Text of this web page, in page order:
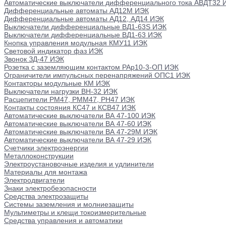
Автоматические выключатели дифференциального тока АВДТ32
Дифференциальные автоматы АД12М ИЭК
Дифференциальные автоматы АД12, АД14 ИЭК
Выключатели дифференциальные ВД1-63S ИЭК
Выключатели дифференциальные ВД1-63 ИЭК
Кнопка управления модульная КМУ11 ИЭК
Световой индикатор фаз ИЭК
Звонок ЗД-47 ИЭК
Розетка с заземляющим контактом РАр10-3-ОП ИЭК
Ограничители импульсных перенапряжений ОПС1 ИЭК
Контакторы модульные КМ ИЭК
Выключатели нагрузки ВН-32 ИЭК
Расцепители РМ47, РММ47, РН47 ИЭК
Контакты состояния КС47 и КСВ47 ИЭК
Автоматические выключатели ВА 47-100 ИЭК
Автоматические выключатели ВА 47-60 ИЭК
Автоматические выключатели ВА 47-29М ИЭК
Автоматические выключатели ВА 47-29 ИЭК
Счетчики электроэнергии
Металлоконструкции
Электроустановочные изделия и удлинители
Материалы для монтажа
Электродвигатели
Знаки электробезопасности
Средства электрозащиты
Системы заземления и молниезащиты
Мультиметры и клещи токоизмерительные
Средства управления и автоматики